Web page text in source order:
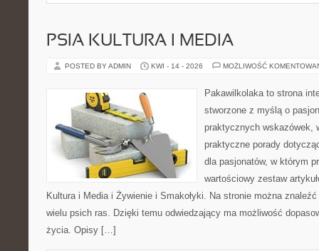
PSIA KULTURA I MEDIA
POSTED BY ADMIN KWI - 14 - 2026 MOŻLIWOŚĆ
Pakawilkolaka to strona
stworzone z myślą o
praktycznych wskazówek,
praktyczne porady
dla pasjonatów, w którym
wartościowy zestaw
Kultura i Media i Żywienie i Smakołyki. Na stronie można
wielu psich ras. Dzięki temu odwiedzający ma możliwość
życia. Opisy […]